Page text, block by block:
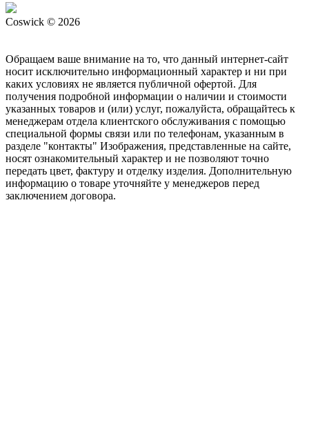
Coswick © 2026
Обращаем ваше внимание на то, что данный интернет-сайт
носит исключительно информационный характер и ни при
каких условиях не является публичной офертой. Для
получения подробной информации о наличии и стоимости
указанных товаров и (или) услуг, пожалуйста, обращайтесь к
менеджерам отдела клиентского обслуживания с помощью
специальной формы связи или по телефонам, указанным в
разделе "контакты" Изображения, представленные на сайте,
носят ознакомительный характер и не позволяют точно
передать цвет, фактуру и отделку изделия. Дополнительную
информацию о товаре уточняйте у менеджеров перед
заключением договора.